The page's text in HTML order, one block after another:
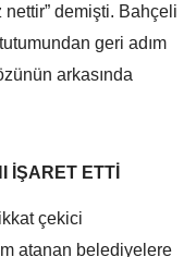
nettir” demişti. Bahçeli
geri adım
arkasında
İŞARET ETTİ
çekici
atanan belediyelere